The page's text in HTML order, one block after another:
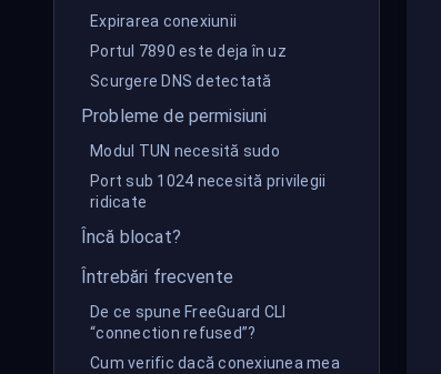
Expirarea conexiunii
Portul 7890 este deja în uz
Scurgere DNS detectată
Probleme de permisiuni
Modul TUN necesită sudo
Port sub 1024 necesită privilegii
ridicate
Încă blocat?
Întrebări frecvente
De ce spune FreeGuard CLI
“connection refused”?
Cum verific dacă conexiunea mea